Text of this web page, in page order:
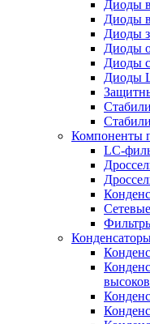
Диоды
Диоды
Диоды
Диоды
Диоды
Диоды
Компоненты
LC-